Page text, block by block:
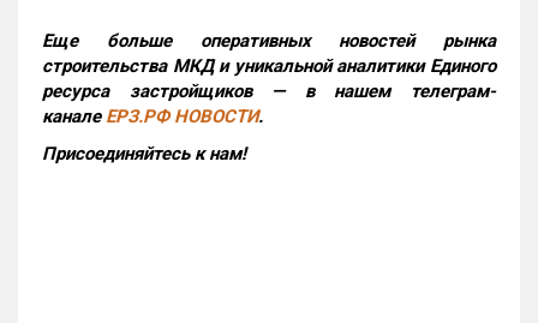
Еще больше оперативных новостей рынка
строительства МКД и уникальной аналитики Единого
ресурса застройщиков — в нашем телеграм-
канале ЕРЗ.РФ НОВОСТИ.
Присоединяйтесь к нам!